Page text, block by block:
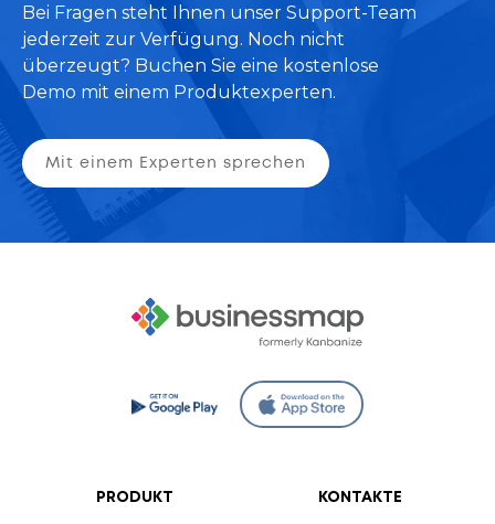
Bei Fragen steht Ihnen unser Support-Team
jederzeit zur Verfügung. Noch nicht
überzeugt? Buchen Sie eine kostenlose
Demo mit einem Produktexperten.
Mit einem Experten sprechen
PRODUKT KONTAKTE